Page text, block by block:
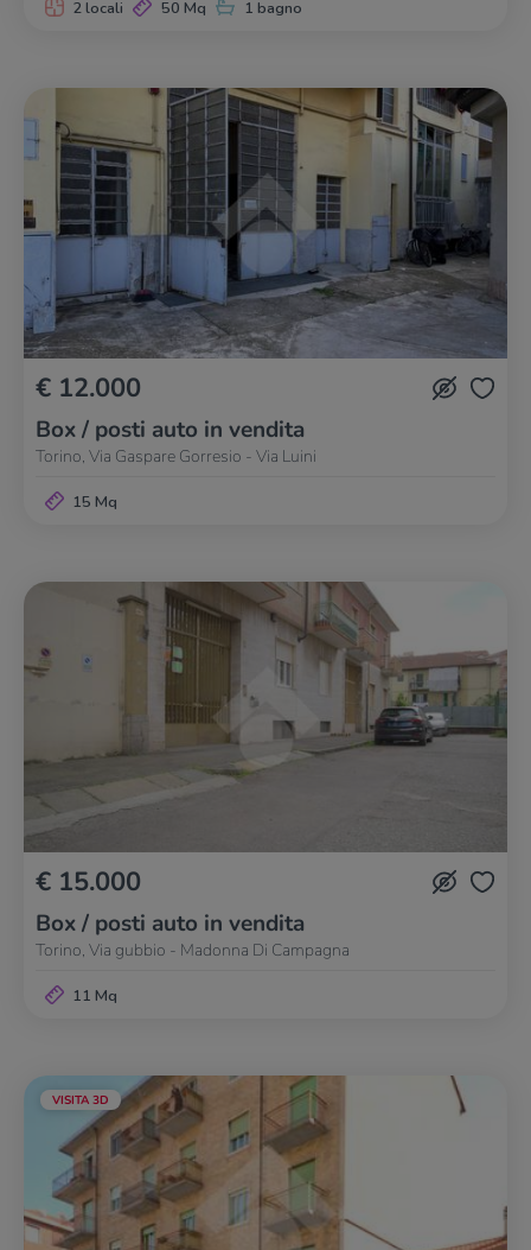
2 locali 50 Mq 1 bagno
€ 12.000
Box / posti auto in vendita
Torino, Via Gaspare Gorresio - Via Luini
15 Mq
€ 15.000
Box / posti auto in vendita
Torino, Via gubbio - Madonna Di Campagna
11 Mq
VISITA 3D